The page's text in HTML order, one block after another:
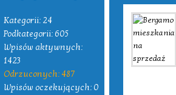
Kategorii: 24
Podkategorii: 605
Wpisów aktywnych:
1423
Odrzuconych: 487
Wpisów oczekujących: 0